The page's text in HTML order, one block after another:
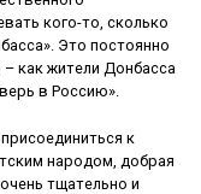
кого-то, сколько
Это постоянно
как жители Донбасса
в Россию».
к
народом, добрая
тщательно и